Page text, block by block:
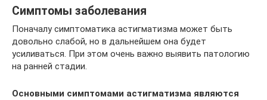
Симптомы заболевания
Поначалу симптоматика астигматизма может быть
довольно слабой, но в дальнейшем она будет
усиливаться. При этом очень важно выявить патологию
на ранней стадии.
Основными симптомами астигматизма являются